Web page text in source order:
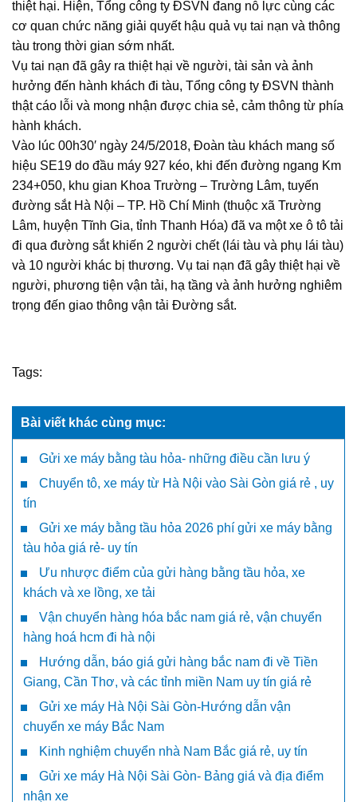
thiệt hại. Hiện, Tổng công ty ĐSVN đang nỗ lực cùng các
cơ quan chức năng giải quyết hậu quả vụ tai nạn và thông
tàu trong thời gian sớm nhất.
Vụ tai nạn đã gây ra thiệt hại về người, tài sản và ảnh
hưởng đến hành khách đi tàu, Tổng công ty ĐSVN thành
thật cáo lỗi và mong nhận được chia sẻ, cảm thông từ phía
hành khách.
Vào lúc 00h30′ ngày 24/5/2018, Đoàn tàu khách mang số
hiệu SE19 do đầu máy 927 kéo, khi đến đường ngang Km
234+050, khu gian Khoa Trường – Trường Lâm, tuyến
đường sắt Hà Nội – TP. Hồ Chí Minh (thuộc xã Trường
Lâm, huyện Tĩnh Gia, tỉnh Thanh Hóa) đã va một xe ô tô tải
đi qua đường sắt khiến 2 người chết (lái tàu và phụ lái tàu)
và 10 người khác bị thương. Vụ tai nạn đã gây thiệt hại về
người, phương tiện vận tải, hạ tầng và ảnh hưởng nghiêm
trọng đến giao thông vận tải Đường sắt.
Tags:
Bài viết khác cùng mục:
Gửi xe máy bằng tàu hỏa- những điều cần lưu ý
Chuyển tô, xe máy từ Hà Nội vào Sài Gòn giá rẻ , uy
tín
Gửi xe máy bằng tầu hỏa 2026 phí gửi xe máy bằng
tàu hỏa giá rẻ- uy tín
Ưu nhược điểm của gửi hàng bằng tầu hỏa, xe
khách và xe lồng, xe tải
Vận chuyển hàng hóa bắc nam giá rẻ, vận chuyển
hàng hoá hcm đi hà nội
Hướng dẫn, báo giá gửi hàng bắc nam đi về Tiền
Giang, Cần Thơ, và các tỉnh miền Nam uy tín giá rẻ
Gửi xe máy Hà Nội Sài Gòn-Hướng dẫn vận
chuyển xe máy Bắc Nam
Kinh nghiệm chuyển nhà Nam Bắc giá rẻ, uy tín
Gửi xe máy Hà Nội Sài Gòn- Bảng giá và địa điểm
nhận xe